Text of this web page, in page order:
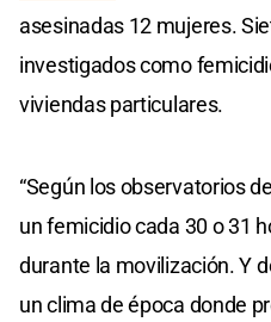
asesinadas 12 mujeres.
investigados como
viviendas particulares.
“Según los observatorios
un femicidio cada 30 o 31
durante la movilización. Y
un clima de época donde